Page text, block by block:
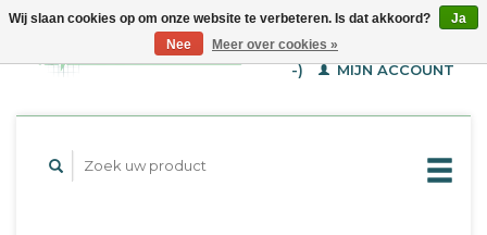
WINKELWAGEN (€--,-
-)
MIJN ACCOUNT
Wij slaan cookies op om onze website te verbeteren. Is dat akkoord?
Ja
Nee
Meer over cookies »